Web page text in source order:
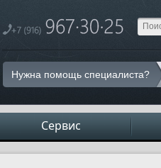
Нужна помощь специалиста?
Сервис